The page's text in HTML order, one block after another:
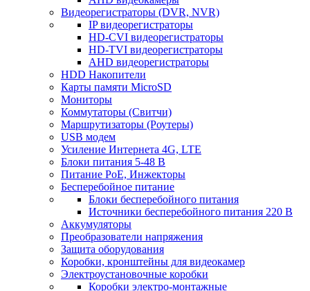
Видеорегистраторы (DVR, NVR)
IP видеорегистраторы
HD-CVI видеорегистраторы
HD-TVI видеорегистраторы
AHD видеорегистраторы
HDD Накопители
Карты памяти MicroSD
Мониторы
Коммутаторы (Свитчи)
Маршрутизаторы (Роутеры)
USB модем
Усиление Интернета 4G, LTE
Блоки питания 5-48 В
Питание PoE, Инжекторы
Бесперебойное питание
Блоки бесперебойного питания
Источники бесперебойного питания 220 В
Аккумуляторы
Преобразователи напряжения
Защита оборудования
Коробки, кронштейны для видеокамер
Электроустановочные коробки
Коробки электро-монтажные